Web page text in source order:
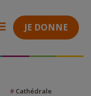
JE DONNE
# Cathédrale